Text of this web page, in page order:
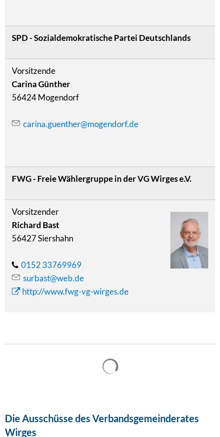
SPD - Sozialdemokratische Partei Deutschlands
Vorsitzende
Carina Günther
56424 Mogendorf
carina.guenther@mogendorf.de
FWG - Freie Wählergruppe in der VG Wirges e.V.
Vorsitzender
Richard Bast
56427 Siershahn
0152 33769969
surbast@web.de
http://www.fwg-vg-wirges.de
Die Ausschüsse des Verbandsgemeinderates
Wirges